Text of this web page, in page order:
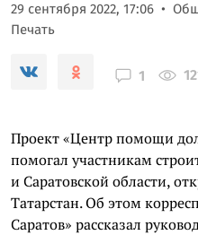
29 сентября 2022, 17:06
Печать
1
Проект «Центр помощи
помогал участникам
и Саратовской области,
Татарстан. Об этом
Саратов» рассказал